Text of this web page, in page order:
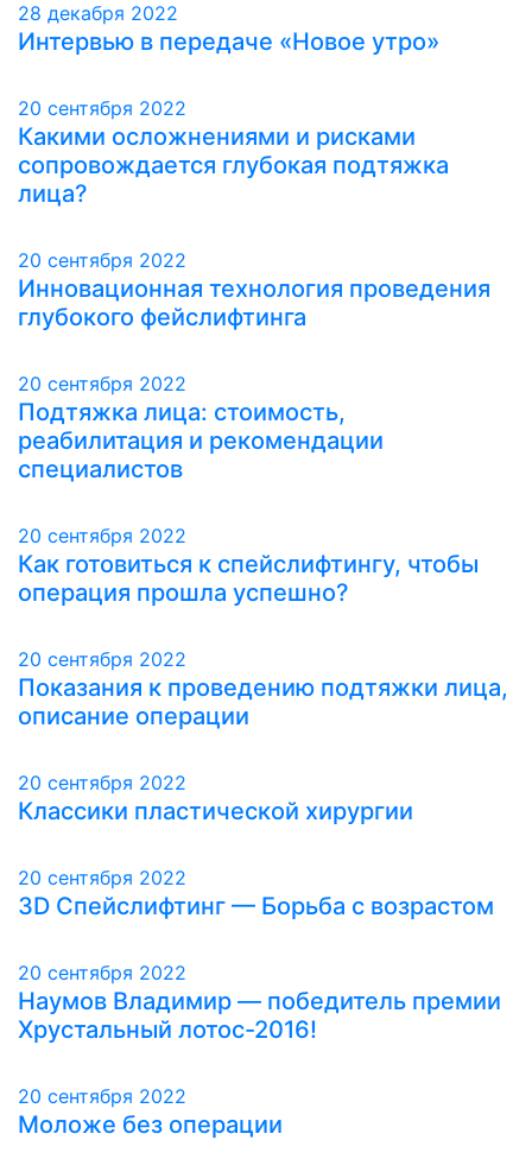
28 декабря 2022
Интервью в передаче «Новое утро»
20 сентября 2022
Какими осложнениями и рисками
сопровождается глубокая подтяжка
лица?
20 сентября 2022
Инновационная технология проведения
глубокого фейслифтинга
20 сентября 2022
Подтяжка лица: стоимость,
реабилитация и рекомендации
специалистов
20 сентября 2022
Как готовиться к спейслифтингу, чтобы
операция прошла успешно?
20 сентября 2022
Показания к проведению подтяжки лица,
описание операции
20 сентября 2022
Классики пластической хирургии
20 сентября 2022
3D Спейслифтинг — Борьба с возрастом
20 сентября 2022
Наумов Владимир — победитель премии
Хрустальный лотос-2016!
20 сентября 2022
Моложе без операции